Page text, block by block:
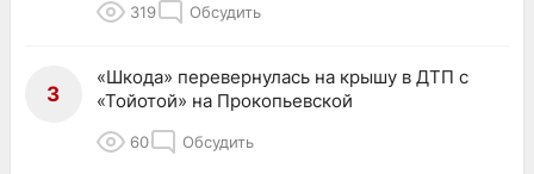
319 Обсудить
3
«Шкода» перевернулась на крышу в ДТП с
«Тойотой» на Прокопьевской
60 Обсудить